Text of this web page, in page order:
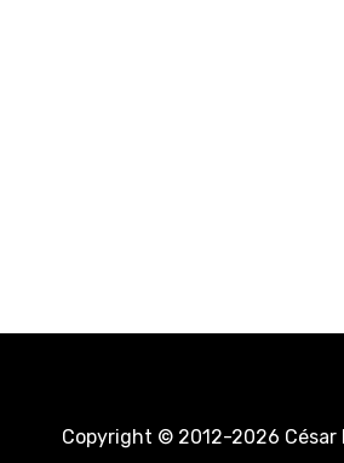
Copyright © 2012-2026 César